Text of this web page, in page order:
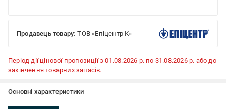
Продавець товару: ТОВ «Епіцентр К»
Період дії цінової пропозиції з 01.08.2026 р. по 31.08.2026 р. або до
закінчення товарних запасів.
Основні характеристики